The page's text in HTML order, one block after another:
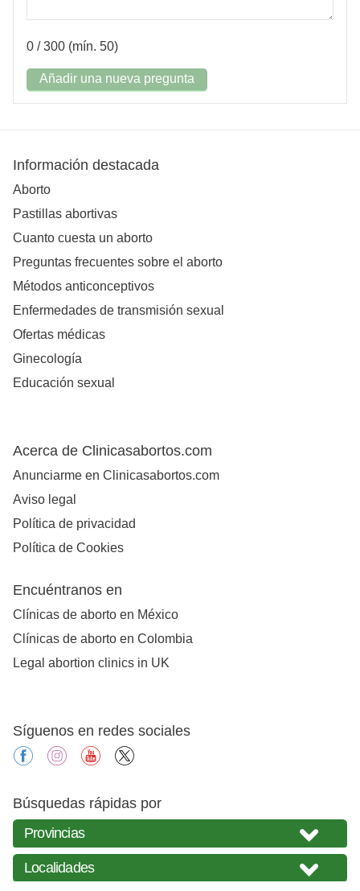
0 / 300 (mín. 50)
Añadir una nueva pregunta
Información destacada
Aborto
Pastillas abortivas
Cuanto cuesta un aborto
Preguntas frecuentes sobre el aborto
Métodos anticonceptivos
Enfermedades de transmisión sexual
Ofertas médicas
Ginecología
Educación sexual
Acerca de Clinicasabortos.com
Anunciarme en Clinicasabortos.com
Aviso legal
Política de privacidad
Política de Cookies
Encuéntranos en
Clínicas de aborto en México
Clínicas de aborto en Colombia
Legal abortion clinics in UK
Síguenos en redes sociales
facebookinstagramyoutube
Búsquedas rápidas por